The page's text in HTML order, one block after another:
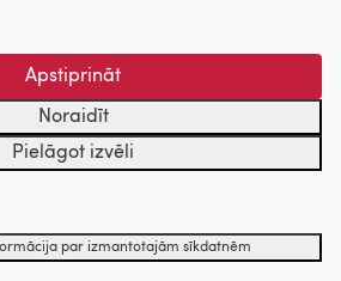
Apstiprināt
Noraidīt
Pielāgot izvēli
par izmantotajām sīkdatnēm